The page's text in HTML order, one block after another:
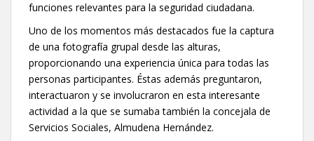
funciones relevantes para la seguridad ciudadana.
Uno de los momentos más destacados fue la captura
de una fotografía grupal desde las alturas,
proporcionando una experiencia única para todas las
personas participantes. Éstas además preguntaron,
interactuaron y se involucraron en esta interesante
actividad a la que se sumaba también la concejala de
Servicios Sociales, Almudena Hernández.